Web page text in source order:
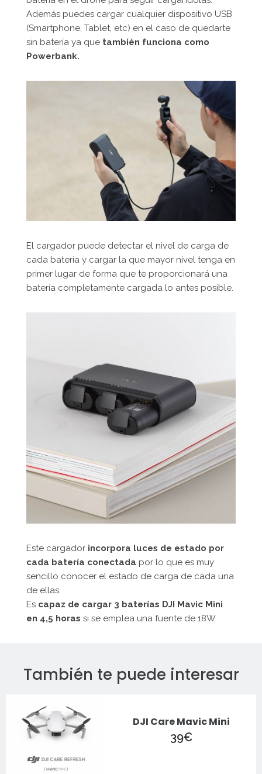
Además puedes cargar cualquier dispositivo USB
(Smartphone, Tablet, etc) en el caso de quedarte
sin batería ya que también funciona como
Powerbank.
El cargador puede detectar el nivel de carga de
cada batería y cargar la que mayor nivel tenga en
primer lugar de forma que te proporcionará una
batería completamente cargada lo antes posible.
Este cargador incorpora luces de estado por
cada batería conectada por lo que es muy
sencillo conocer el estado de carga de cada una
de ellas.
Es capaz de cargar 3 baterías DJI Mavic Mini
en 4,5 horas si se emplea una fuente de 18W.
También te puede interesar
DJI Care Mavic Mini
39€